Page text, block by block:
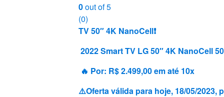
0out of 5
(0)
TV 50″ 4K NanoCell❗️
2022 Smart TV LG 50″ 4K NanoCell
🔥 Por: R$ 2.499,00 em até 10x
⚠️Oferta válida para hoje, 18/05/